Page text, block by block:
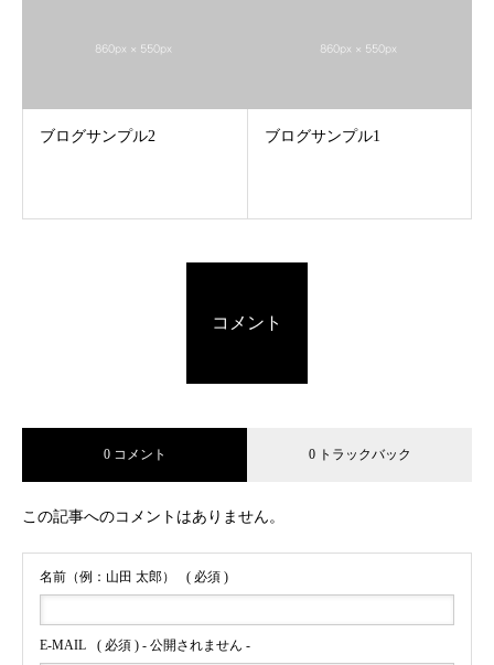
ブログサンプル2 ブログサンプル1
コメント
0 コメント 0 トラックバック
この記事へのコメントはありません。
名前（例：山田 太郎） ( 必須 )
E-MAIL ( 必須 ) - 公開されません -